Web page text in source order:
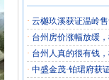
· 云樾玖溪获证温岭
· 台州房价涨幅放缓
· 台州人真的很有钱
· 中盛金茂·铂珺府获